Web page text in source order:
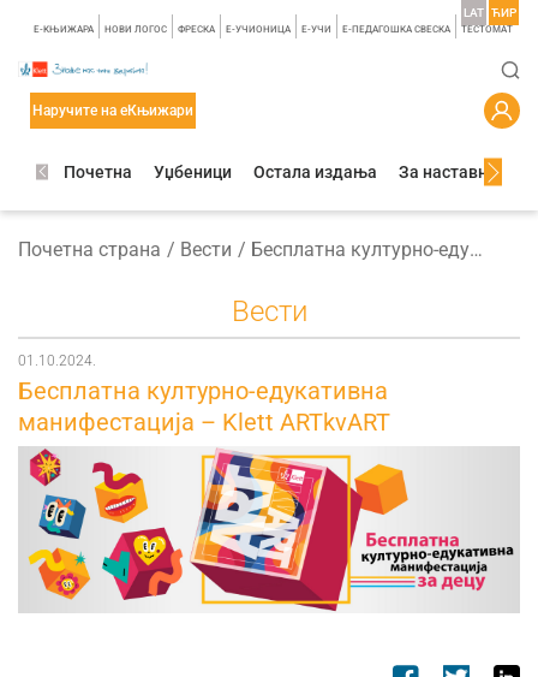
E-КЊИЖАРА НОВИ ЛОГОС ФРЕСКА E-УЧИОНИЦА E-УЧИ Е-ПЕДАГОШКА СВЕСКА TЕСТОМАТ
LAT ЋИР
Наручите на еКњижари
Почетна Уџбеници Остала издања За наставнике
Почетна страна Вести Бесплатнa културно-едукативна манифестација – Klett ARTkvART
Вести
01.10.2024.
Бесплатнa културно-едукативна
манифестација – Klett ARTkvART